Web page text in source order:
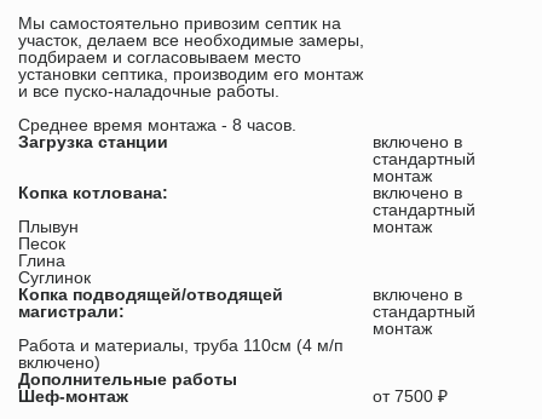
Мы самостоятельно привозим септик на
участок, делаем все необходимые замеры,
подбираем и согласовываем место
установки септика, производим его монтаж
и все пуско-наладочные работы.
Среднее время монтажа - 8 часов.
Загрузка станции
включено в
стандартный
монтаж
Копка котлована:
Плывун
Песок
Глина
Суглинок
включено в
стандартный
монтаж
Копка подводящей/отводящей
магистрали:
Работа и материалы, труба 110см (4 м/п
включено)
включено в
стандартный
монтаж
Дополнительные работы
Шеф-монтаж
от 7500 ₽